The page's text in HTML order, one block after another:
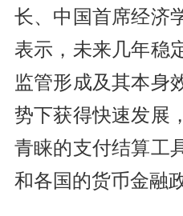
长、中国首席经济
表示，未来几年稳
监管形成及其本身
势下获得快速发展
青睐的支付结算工
和各国的货币金融